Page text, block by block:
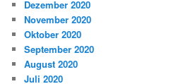
Dezember 2020
November 2020
Oktober 2020
September 2020
August 2020
Juli 2020